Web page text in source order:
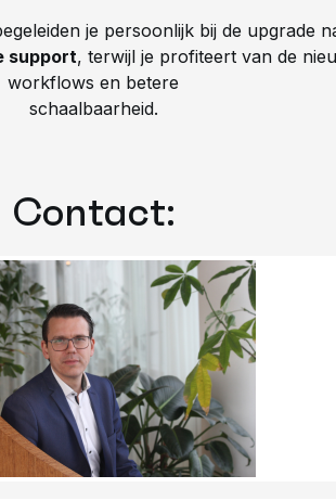
✅ API’s &
& grotere volumes
✅
je persoonlijk bij de upgrade
support, terwijl je profiteert van de
workflows en betere
schaalbaarheid.
Contact: